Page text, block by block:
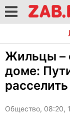
Жильцы –
доме:
расселить
Общество, 08:20,